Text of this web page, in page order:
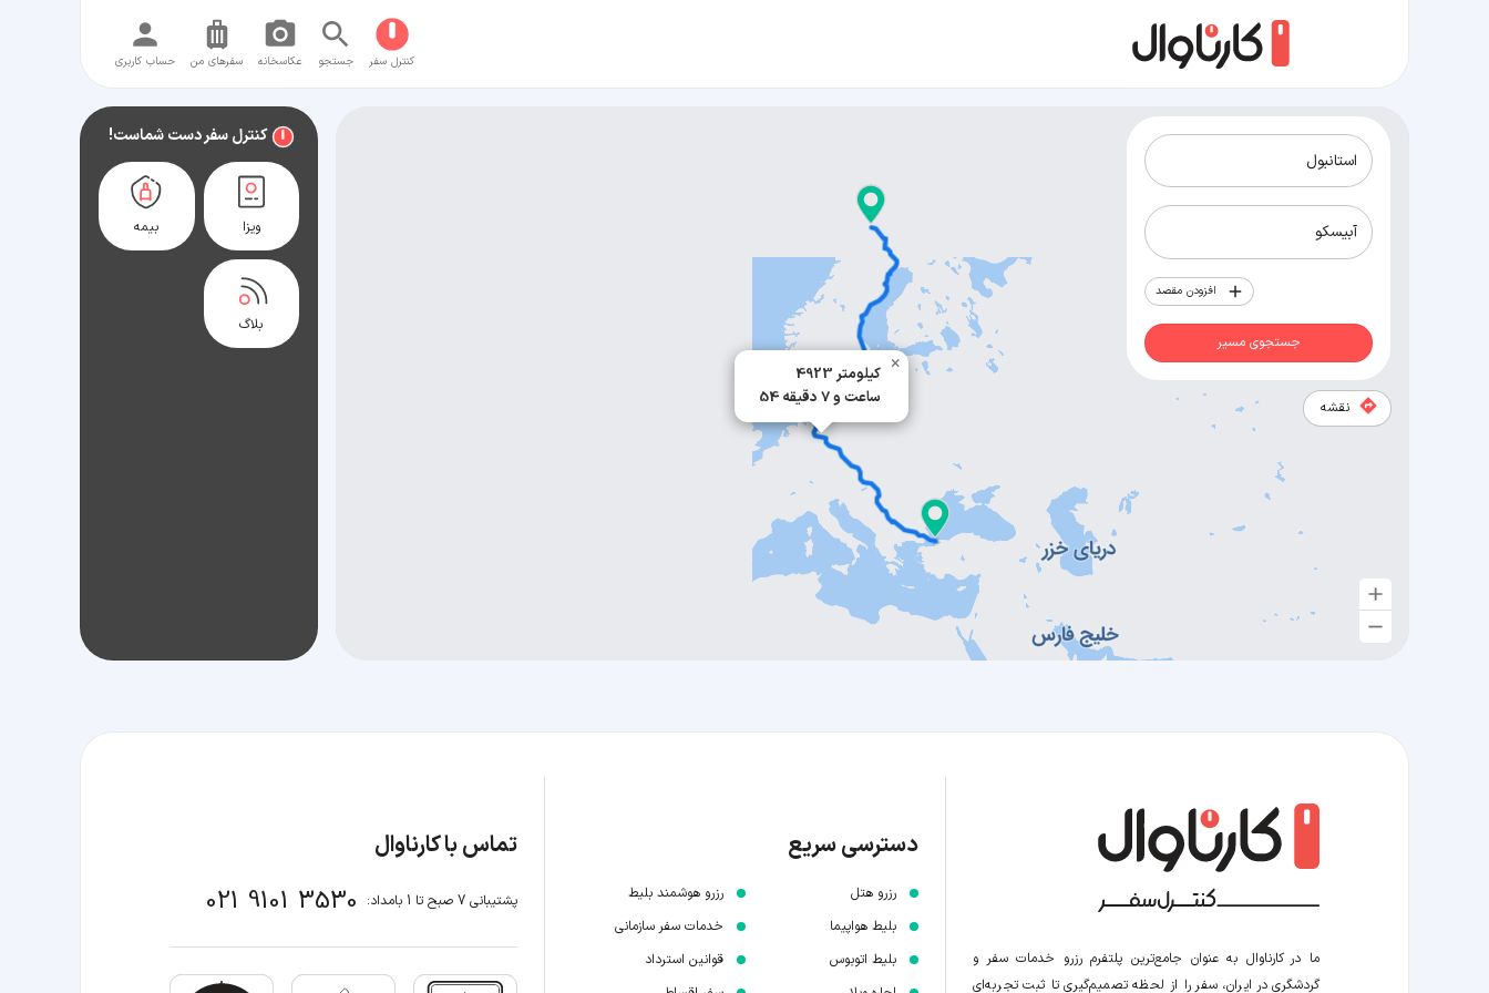
کنترل سفر جستجو عکاسخانه سفر‌های من حساب کاربری
4923 کیلومتر
54 ساعت و 7 دقیقه
×
افزودن مقصد
جستجوی مسیر
نقشه
کنترل سفر دست شماست!
ویزا بیمه
بلاگ
ما در کارناوال به عنوان جامع‌ترین پلتفرم رزرو خدمات سفر و
گردشگری در ایران، سفر را از لحظه‌ تصمیم‌گیری تا ثبت تجربه‌ای
دسترسی سریع
رزرو هتل
بلیط هواپیما
بلیط اتوبوس
رزرو هوشمند بلیط
خدمات سفر سازمانی
قوانین استرداد
تماس با کارناوال
پشتیبانی 7 صبح تا 1 بامداد: 021 9101 3530